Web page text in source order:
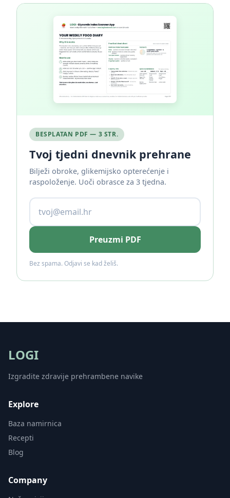
BESPLATAN PDF — 3 STR.
Tvoj tjedni dnevnik prehrane
Bilježi obroke, glikemijsko opterećenje i
raspoloženje. Uoči obrasce za 3 tjedna.
Preuzmi PDF
Bez spama. Odjavi se kad želiš.
LOGI
Izgradite zdravije prehrambene navike
Explore
Baza namirnica
Recepti
Blog
Company